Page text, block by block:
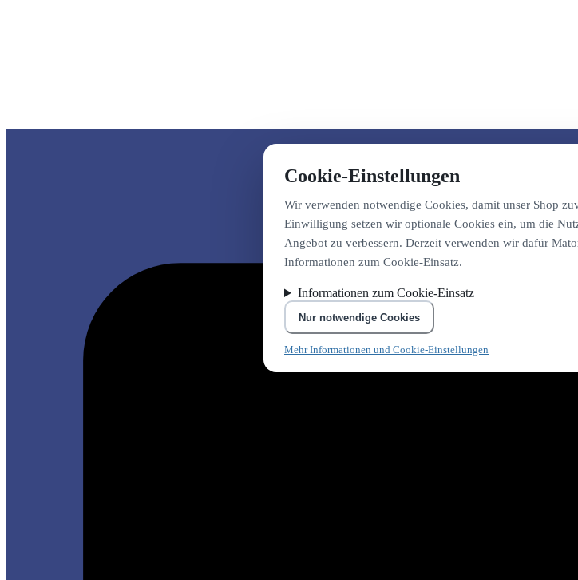
Cookie-Einstellungen
Wir verwenden notwendige Cookies, damit unser Shop
Einwilligung setzen wir optionale Cookies ein, um die
Angebot zu verbessern. Derzeit verwenden wir dafür
Informationen zum Cookie-Einsatz.
Informationen zum Cookie-Einsatz
Nur notwendige Cookies
Mehr Informationen und Cookie-Einstellungen